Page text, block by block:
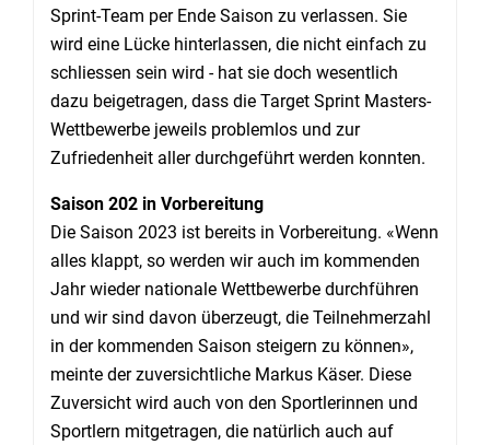
Sprint-Team per Ende Saison zu verlassen. Sie
wird eine Lücke hinterlassen, die nicht einfach zu
schliessen sein wird - hat sie doch wesentlich
dazu beigetragen, dass die Target Sprint Masters-
Wettbewerbe jeweils problemlos und zur
Zufriedenheit aller durchgeführt werden konnten.
Saison 202 in Vorbereitung
Die Saison 2023 ist bereits in Vorbereitung. «Wenn
alles klappt, so werden wir auch im kommenden
Jahr wieder nationale Wettbewerbe durchführen
und wir sind davon überzeugt, die Teilnehmerzahl
in der kommenden Saison steigern zu können»,
meinte der zuversichtliche Markus Käser. Diese
Zuversicht wird auch von den Sportlerinnen und
Sportlern mitgetragen, die natürlich auch auf